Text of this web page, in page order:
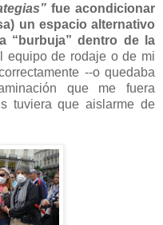
fue acondicionar
un espacio alternativo
“burbuja” dentro de la
equipo de rodaje o de mi
--o quedaba
que me fuera
tuviera que aislarme de